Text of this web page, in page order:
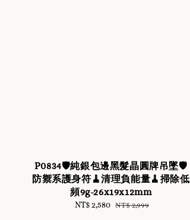
P0834🛡️純銀包邊黑髮晶圓牌吊墜🛡️
防禦系護身符🧹清理負能量🧹掃除低
頻9g-26x19x12mm
Sale
NT$ 2,580 Regular
NT$ 2,999